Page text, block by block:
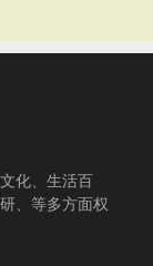
化、生活百
、等多方面权